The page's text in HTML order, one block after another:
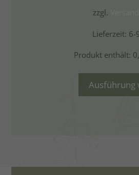
zzgl.
Lieferzeit: 6-
Produkt enthält:
Ausführung